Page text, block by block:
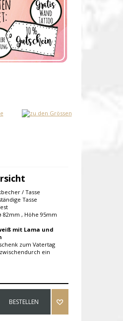
ts493-E
Lager
/ Tasse
Tasse
82mm , Höhe 95mm
mit Lama und
zum Vatertag
ein
BESTELLEN